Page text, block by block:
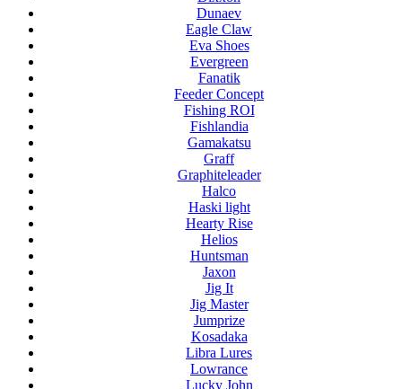
Dunaev
Eagle Claw
Eva Shoes
Evergreen
Fanatik
Feeder Concept
Fishing ROI
Fishlandia
Gamakatsu
Graff
Graphiteleader
Halco
Haski light
Hearty Rise
Helios
Huntsman
Jaxon
Jig It
Jig Master
Jumprize
Kosadaka
Libra Lures
Lowrance
Lucky John